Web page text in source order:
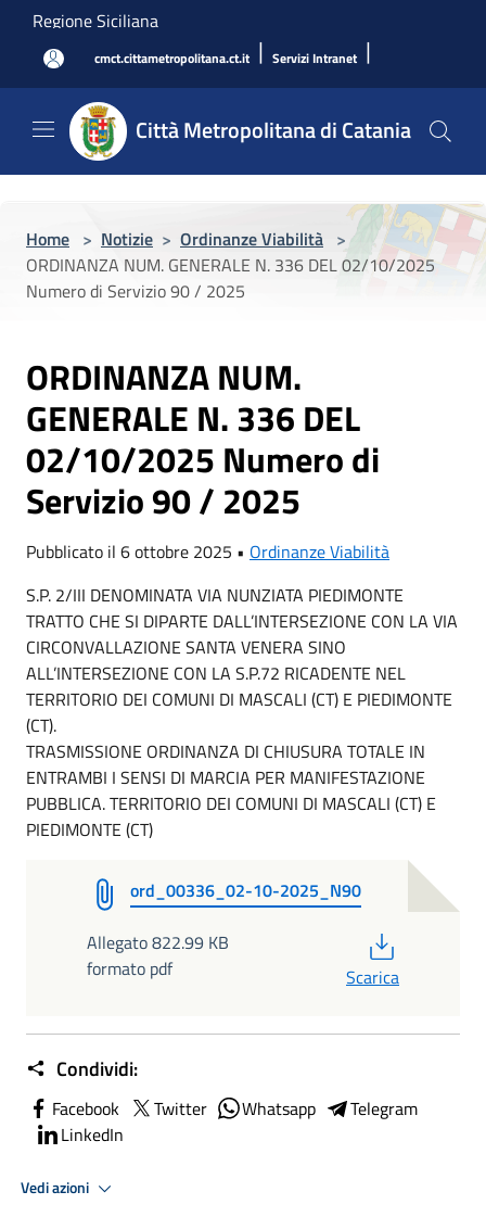
Salta al contenuto principale
Regione Siciliana
cmct.cittametropolitana.ct.it | Servizi Intranet |
Città Metropolitana di Catania
Home > Notizie > Ordinanze Viabilità >
ORDINANZA NUM. GENERALE N. 336 DEL 02/10/2025
Numero di Servizio 90 / 2025
ORDINANZA NUM.
GENERALE N. 336 DEL
02/10/2025 Numero di
Servizio 90 / 2025
Pubblicato il 6 ottobre 2025 • Ordinanze Viabilità
S.P. 2/III DENOMINATA VIA NUNZIATA PIEDIMONTE
TRATTO CHE SI DIPARTE DALL’INTERSEZIONE CON LA VIA
CIRCONVALLAZIONE SANTA VENERA SINO
ALL’INTERSEZIONE CON LA S.P.72 RICADENTE NEL
TERRITORIO DEI COMUNI DI MASCALI (CT) E PIEDIMONTE
(CT).
TRASMISSIONE ORDINANZA DI CHIUSURA TOTALE IN
ENTRAMBI I SENSI DI MARCIA PER MANIFESTAZIONE
PUBBLICA. TERRITORIO DEI COMUNI DI MASCALI (CT) E
PIEDIMONTE (CT)
ord_00336_02-10-2025_N90
Allegato 822.99 KB
formato pdf
Scarica
Condividi:
Facebook Twitter Whatsapp
Telegram
LinkedIn
Vedi azioni